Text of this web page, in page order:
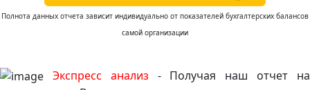
Полнота данных отчета зависит индивидуально от показателей бухгалтерских балансов
самой организации
Экспресс анализ - Получая наш отчет на